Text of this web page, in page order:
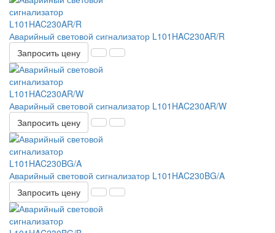
Аварийный световой сигнализатор L101HAC230AR/R
Запросить цену
Аварийный световой сигнализатор L101HAC230AR/W
Запросить цену
Аварийный световой сигнализатор L101HAC230BG/A
Запросить цену